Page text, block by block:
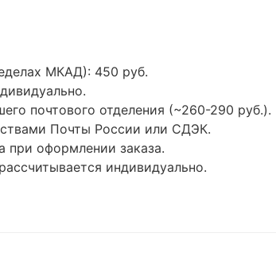
МКАД): 450 руб.
почтового отделения (~260-290 руб.).
Почты России или СДЭК.
при оформлении заказа.
индивидуально.